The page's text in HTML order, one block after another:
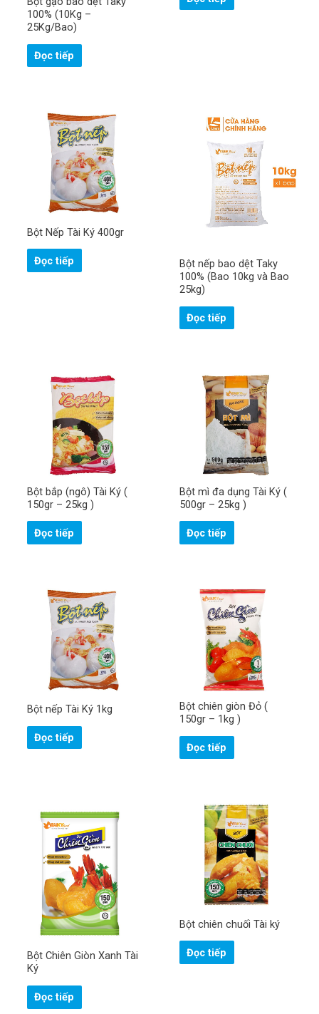
100% (10Kg –
25Kg/Bao)
Đọc tiếp
Bột Nếp Tài Ký 400gr
Đọc tiếp
Bột nếp bao dệt Taky
100% (Bao 10kg và Bao
25kg)
Đọc tiếp
Bột bắp (ngô) Tài Ký (
150gr – 25kg )
Đọc tiếp
Bột mì đa dụng Tài Ký (
500gr – 25kg )
Đọc tiếp
Bột nếp Tài Ký 1kg
Đọc tiếp
Bột chiên giòn Đỏ (
150gr – 1kg )
Đọc tiếp
Bột Chiên Giòn Xanh Tài
Ký
Đọc tiếp
Bột chiên chuối Tài ký
Đọc tiếp